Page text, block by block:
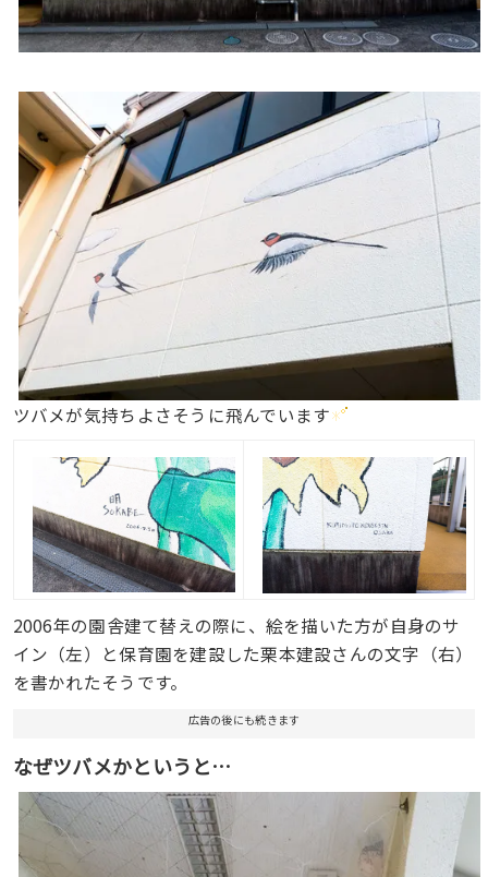
ツバメが気持ちよさそうに飛んでいます
2006年の園舎建て替えの際に、絵を描いた方が自身のサ
イン（左）と保育園を建設した栗本建設さんの文字（右）
を書かれたそうです。
広告の後にも続きます
なぜツバメかというと…